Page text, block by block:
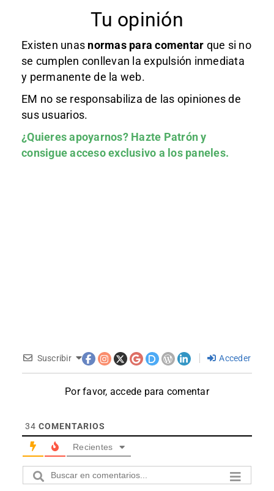
Tu opinión
Existen unas normas para comentar que si no
se cumplen conllevan la expulsión inmediata
y permanente de la web.
EM no se responsabiliza de las opiniones de
sus usuarios.
¿Quieres apoyarnos? Hazte Patróny
consigue acceso exclusivo a los paneles.
Suscribir Acceder
Por favor, accede para comentar
34 COMENTARIOS
Recientes